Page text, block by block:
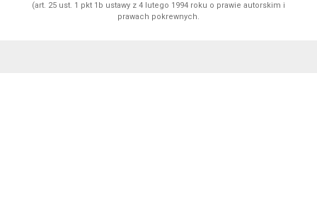
(art. 25 ust. 1 pkt 1b ustawy z 4 lutego 1994 roku o prawie autorskim i
prawach pokrewnych.